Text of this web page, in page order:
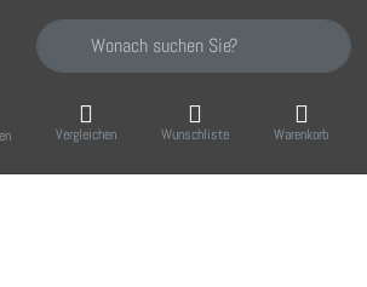
Geben Sie einen Suchbegriff ein. Während
Vergleichen Wunschliste Warenkorb